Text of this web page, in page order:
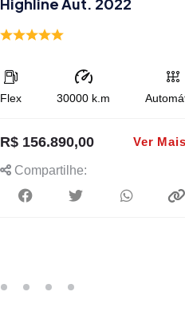
Flex 30000 k.m
R$ 156.890,00 Ver Mais
Compartilhe: